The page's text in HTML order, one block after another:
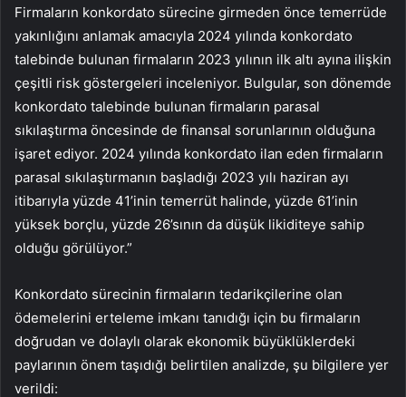
Firmaların konkordato sürecine girmeden önce temerrüde
yakınlığını anlamak amacıyla 2024 yılında konkordato
talebinde bulunan firmaların 2023 yılının ilk altı ayına ilişkin
çeşitli risk göstergeleri inceleniyor. Bulgular, son dönemde
konkordato talebinde bulunan firmaların parasal
sıkılaştırma öncesinde de finansal sorunlarının olduğuna
işaret ediyor. 2024 yılında konkordato ilan eden firmaların
parasal sıkılaştırmanın başladığı 2023 yılı haziran ayı
itibarıyla yüzde 41’inin temerrüt halinde, yüzde 61’inin
yüksek borçlu, yüzde 26’sının da düşük likiditeye sahip
olduğu görülüyor.”
Konkordato sürecinin firmaların tedarikçilerine olan
ödemelerini erteleme imkanı tanıdığı için bu firmaların
doğrudan ve dolaylı olarak ekonomik büyüklüklerdeki
paylarının önem taşıdığı belirtilen analizde, şu bilgilere yer
verildi: